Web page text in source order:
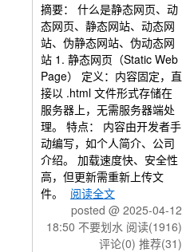
摘要： 什么是静态网页、动
态网页、静态网站、动态网
站、伪静态网站、伪动态网
站 1. 静态网页（Static Web
Page） 定义：内容固定，直
接以 .html 文件形式存储在
服务器上，无需服务器端处
理。 特点： 内容由开发者手
动编写，如个人简介、公司
介绍。 加载速度快、安全性
高，但更新需重新上传文
件。
阅读全文
posted @ 2025-04-12
18:50 不要划水 阅读(1916)
评论(0) 推荐(31)